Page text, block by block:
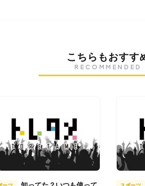
こちらもおすす
RECOMMENDED